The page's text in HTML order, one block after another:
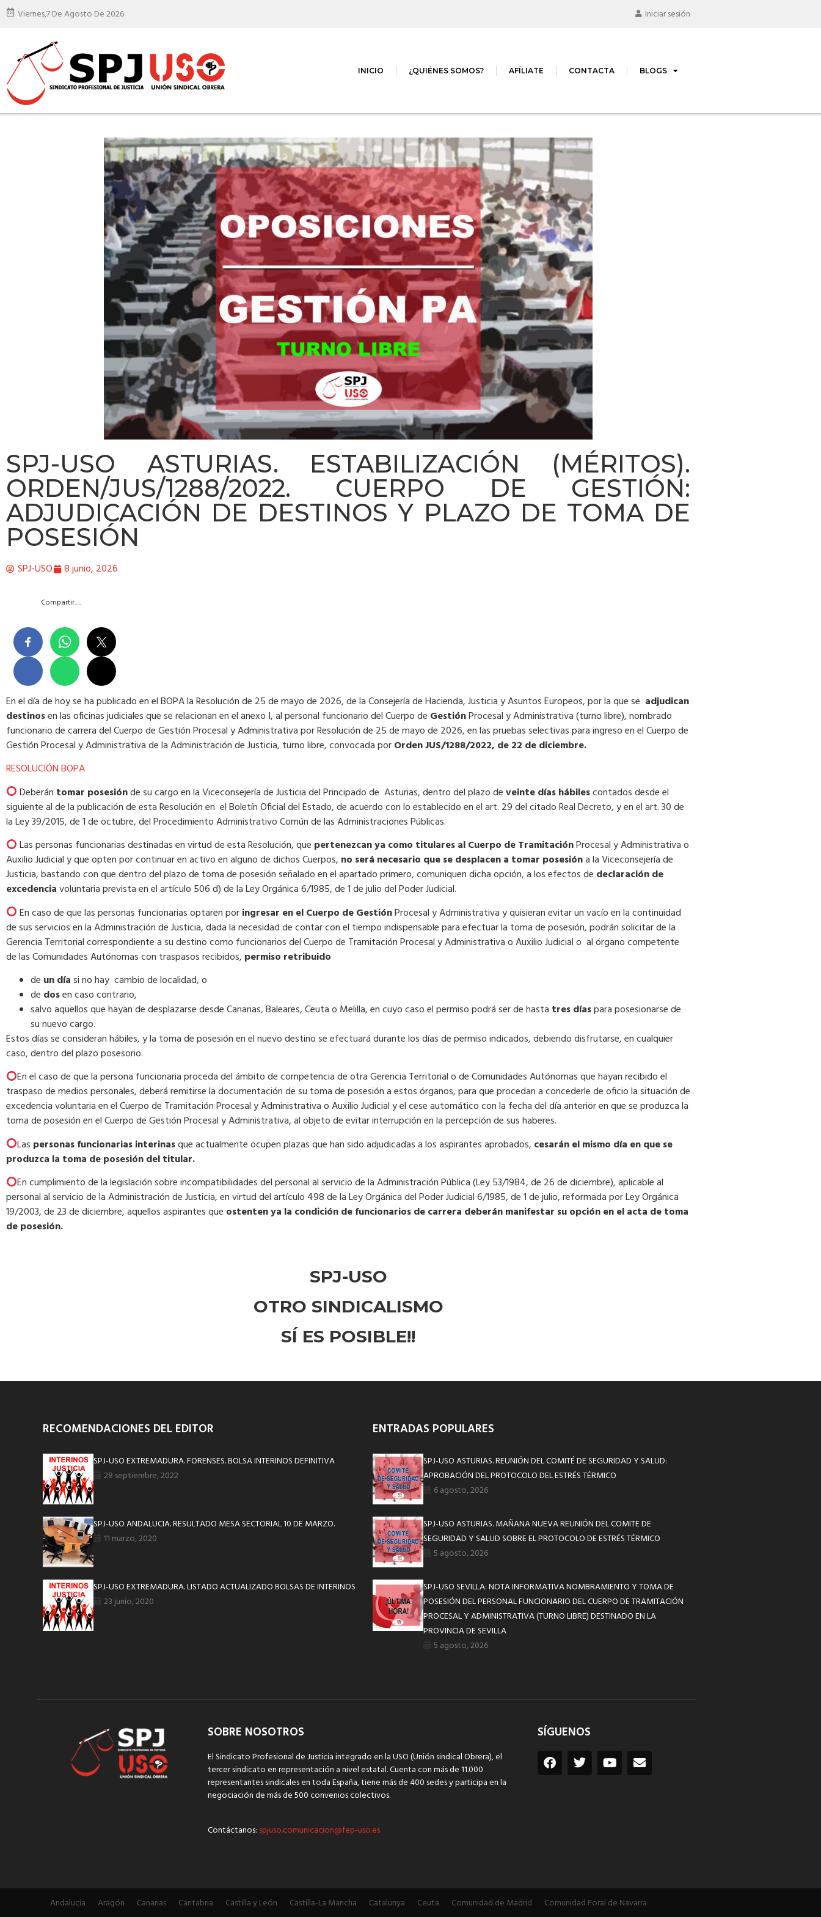
Viernes,7 De Agosto De 2026 Iniciar sesión
INICIO ¿QUIÉNES SOMOS? AFÍLIATE CONTACTA BLOGS
SPJ-USO ASTURIAS. ESTABILIZACIÓN (MÉRITOS).
ORDEN/JUS/1288/2022. CUERPO DE GESTIÓN:
ADJUDICACIÓN DE DESTINOS Y PLAZO DE TOMA DE
POSESIÓN
SPJ-USO 8 junio, 2026
Compartir….
En el día de hoy se ha publicado en el BOPA la Resolución de 25 de mayo de 2026, de la Consejería de Hacienda, Justicia y Asuntos Europeos, por la que se adjudican
destinosen las oficinas judiciales que se relacionan en el anexo I, al personal funcionario del Cuerpo de GestiónProcesal y Administrativa (turno libre), nombrado
funcionario de carrera del Cuerpo de Gestión Procesal y Administrativa por Resolución de 25 de mayo de 2026, en las pruebas selectivas para ingreso en el Cuerpo de
Gestión Procesal y Administrativa de la Administración de Justicia, turno libre, convocada porOrden JUS/1288/2022, de 22 de diciembre.
RESOLUCIÓN BOPA
Deberán tomar posesiónde su cargo en la Viceconsejería de Justicia del Principado de Asturias, dentro del plazo deveinte días hábilescontados desde el
siguiente al de la publicación de esta Resolución en el Boletín Oficial del Estado, de acuerdo con lo establecido en el art. 29 del citado Real Decreto, y en el art. 30 de
la Ley 39/2015, de 1 de octubre, del Procedimiento Administrativo Común de las Administraciones Públicas.
Las personas funcionarias destinadas en virtud de esta Resolución, que pertenezcan ya como titulares al Cuerpo de TramitaciónProcesal y Administrativa o
Auxilio Judicial y que opten por continuar en activo en alguno de dichos Cuerpos, no será necesario que se desplacen a tomar posesióna la Viceconsejería de
Justicia, bastando con que dentro del plazo de toma de posesión señalado en el apartado primero, comuniquen dicha opción, a los efectos de declaración de
excedenciavoluntaria prevista en el artículo 506 d) de la Ley Orgánica 6/1985, de 1 de julio del Poder Judicial.
En caso de que las personas funcionarias optaren poringresar en el Cuerpo de GestiónProcesal y Administrativa y quisieran evitar un vacío en la continuidad
de sus servicios en la Administración de Justicia, dada la necesidad de contar con el tiempo indispensable para efectuar la toma de posesión, podrán solicitar de la
Gerencia Territorial correspondiente a su destino como funcionarios del Cuerpo de Tramitación Procesal y Administrativa o Auxilio Judicial o al órgano competente
de las Comunidades Autónomas con traspasos recibidos, permiso retribuido
de un díasi no hay cambio de localidad, o
de dosen caso contrario,
salvo aquellos que hayan de desplazarse desde Canarias, Baleares, Ceuta o Melilla, en cuyo caso el permiso podrá ser de hasta tres díaspara posesionarse de
su nuevo cargo.
Estos días se consideran hábiles, y la toma de posesión en el nuevo destino se efectuará durante los días de permiso indicados, debiendo disfrutarse, en cualquier
caso, dentro del plazo posesorio.
En el caso de que la persona funcionaria proceda del ámbito de competencia de otra Gerencia Territorial o de Comunidades Autónomas que hayan recibido el
traspaso de medios personales, deberá remitirse la documentación de su toma de posesión a estos órganos, para que procedan a concederle de oficio la situación de
excedencia voluntaria en el Cuerpo de Tramitación Procesal y Administrativa o Auxilio Judicial y el cese automático con la fecha del día anterior en que se produzca la
toma de posesión en el Cuerpo de Gestión Procesal y Administrativa, al objeto de evitar interrupción en la percepción de sus haberes.
Las personas funcionarias interinasque actualmente ocupen plazas que han sido adjudicadas a los aspirantes aprobados, cesarán el mismo día en que se
produzca la toma de posesión del titular.
En cumplimiento de la legislación sobre incompatibilidades del personal al servicio de la Administración Pública (Ley 53/1984, de 26 de diciembre), aplicable al
personal al servicio de la Administración de Justicia, en virtud del artículo 498 de la Ley Orgánica del Poder Judicial 6/1985, de 1 de julio, reformada por Ley Orgánica
19/2003, de 23 de diciembre, aquellos aspirantes que ostenten ya la condición de funcionarios de carrera deberán manifestar su opción enel acta de toma
de posesión.
SPJ-USO
OTRO SINDICALISMO
SÍ ES POSIBLE!!
RECOMENDACIONES DEL EDITOR
SPJ-USO EXTREMADURA. FORENSES. BOLSA INTERINOS DEFINITIVA
28 septiembre, 2022
SPJ-USO ANDALUCIA. RESULTADO MESA SECTORIAL 10 DE MARZO.
11 marzo, 2020
SPJ-USO EXTREMADURA. LISTADO ACTUALIZADO BOLSAS DE INTERINOS
23 junio, 2020
ENTRADAS POPULARES
SPJ-USO ASTURIAS. REUNIÓN DEL COMITÉ DE SEGURIDAD Y SALUD:
APROBACIÓN DEL PROTOCOLO DEL ESTRÉS TÉRMICO
6 agosto, 2026
SPJ-USO ASTURIAS. MAÑANA NUEVA REUNIÓN DEL COMITE DE
SEGURIDAD Y SALUD SOBRE EL PROTOCOLO DE ESTRÉS TÉRMICO
5 agosto, 2026
SPJ-USO SEVILLA: NOTA INFORMATIVA NOMBRAMIENTO Y TOMA DE
POSESIÓN DEL PERSONAL FUNCIONARIO DEL CUERPO DE TRAMITACIÓN
PROCESAL Y ADMINISTRATIVA (TURNO LIBRE) DESTINADO EN LA
PROVINCIA DE SEVILLA
5 agosto, 2026
SOBRE NOSOTROS
El Sindicato Profesional de Justicia integrado en la USO (Unión sindical Obrera), el
tercer sindicato en representación a nivel estatal. Cuenta con más de 11.000
representantes sindicales en toda España, tiene más de 400 sedes y participa en la
negociación de más de 500 convenios colectivos.
Contáctanos: spjuso.comunicacion@fep-uso.es
SÍGUENOS
Andalucía Aragón Canarias Cantabria Castilla y León Castilla-La Mancha Catalunya Ceuta Comunidad de Madrid
Comunidad Foral de Navarra